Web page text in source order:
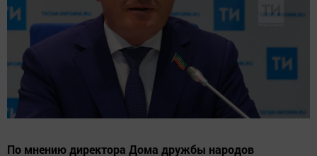
По мнению директора Дома дружбы народов